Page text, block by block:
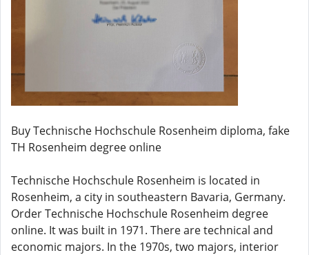
Buy Technische Hochschule Rosenheim diploma, fake
TH Rosenheim degree online
Technische Hochschule Rosenheim is located in
Rosenheim, a city in southeastern Bavaria, Germany.
Order Technische Hochschule Rosenheim degree
online. It was built in 1971. There are technical and
economic majors. In the 1970s, two majors, interior